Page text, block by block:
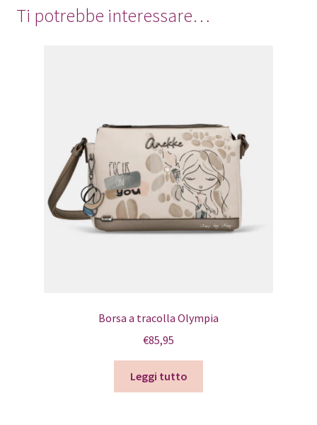
Ti potrebbe interessare…
Borsa a tracolla Olympia
€85,95
Leggi tutto